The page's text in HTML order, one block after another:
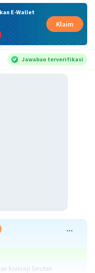
E-Wallet
Klaim
Jawaban terverifikasi
konsep larutan